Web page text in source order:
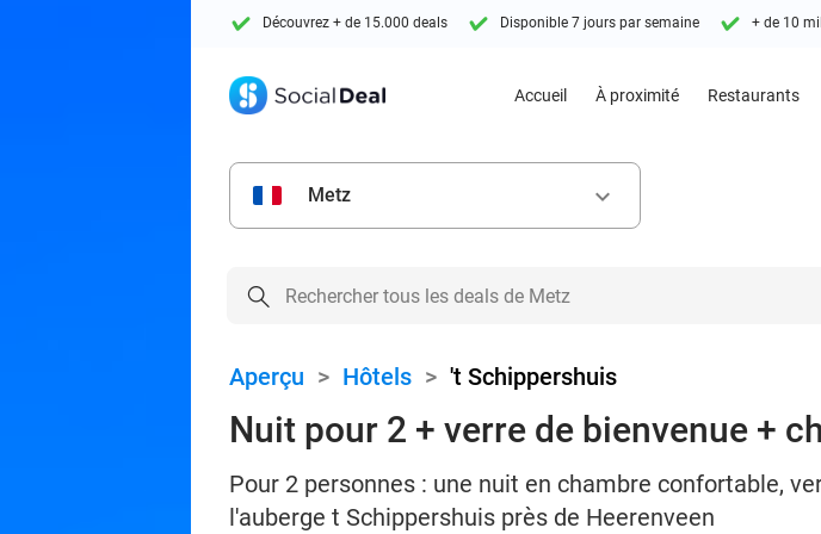
Découvrez + de 15.000 deals Disponible 7 jours par semaine + de 10
Accueil À proximité Restaurants
Metz keyboard_arrow_down
Aperçu > Hôtels > 't Schippershuis
Nuit pour 2 + verre de bienvenue +
Pour 2 personnes : une nuit en chambre confortable,
l'auberge t Schippershuis près de Heerenveen